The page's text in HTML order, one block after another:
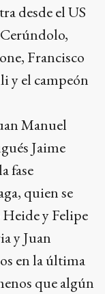
desde el US
Francisco
y el campeón
Manuel
Jaime
fase
quien se
y Felipe
y Juan
en la última
que algún